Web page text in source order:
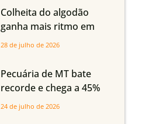
quedas em Tocantins,
Maranhão e Piauí
Colheita do algodão
ganha mais ritmo em
Mato Grosso, Mato
Maranhão
28 de julho de 2026
Pecuária de MT bate
recorde e chega a 45%
dos bovinos abatidos
24 de julho de 2026